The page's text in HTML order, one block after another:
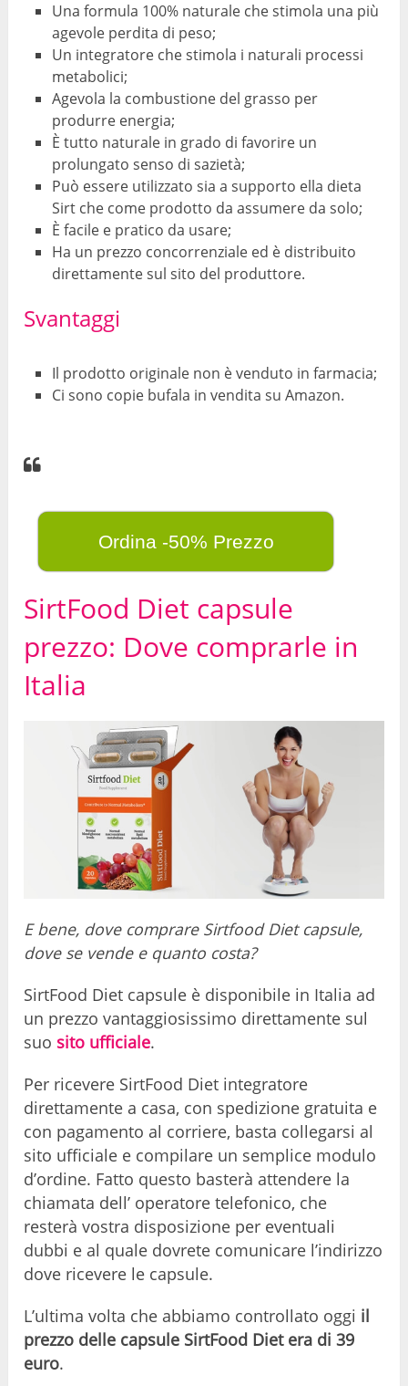
Una formula 100% naturale che stimola una più
agevole perdita di peso;
Un integratore che stimola i naturali processi
metabolici;
Agevola la combustione del grasso per
produrre energia;
È tutto naturale in grado di favorire un
prolungato senso di sazietà;
Può essere utilizzato sia a supporto ella dieta
Sirt che come prodotto da assumere da solo;
È facile e pratico da usare;
Ha un prezzo concorrenziale ed è distribuito
direttamente sul sito del produttore.
Svantaggi
Il prodotto originale non è venduto in farmacia;
Ci sono copie bufala in vendita su Amazon.
Ordina -50% Prezzo
SirtFood Diet capsule
prezzo: Dove comprarle in
Italia
E bene, dove comprare Sirtfood Diet capsule,
dove se vende e quanto costa?
SirtFood Diet capsule è disponibile in Italia ad
un prezzo vantaggiosissimo direttamente sul
suo sito ufficiale.
Per ricevere SirtFood Diet integratore
direttamente a casa, con spedizione gratuita e
con pagamento al corriere, basta collegarsi al
sito ufficiale e compilare un semplice modulo
d’ordine. Fatto questo basterà attendere la
chiamata dell’ operatore telefonico, che
resterà vostra disposizione per eventuali
dubbi e al quale dovrete comunicare l’indirizzo
dove ricevere le capsule.
L’ultima volta che abbiamo controllato oggi il
prezzo delle capsule SirtFood Diet era di 39
euro.